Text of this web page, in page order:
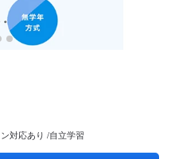
対応あり 自立学習